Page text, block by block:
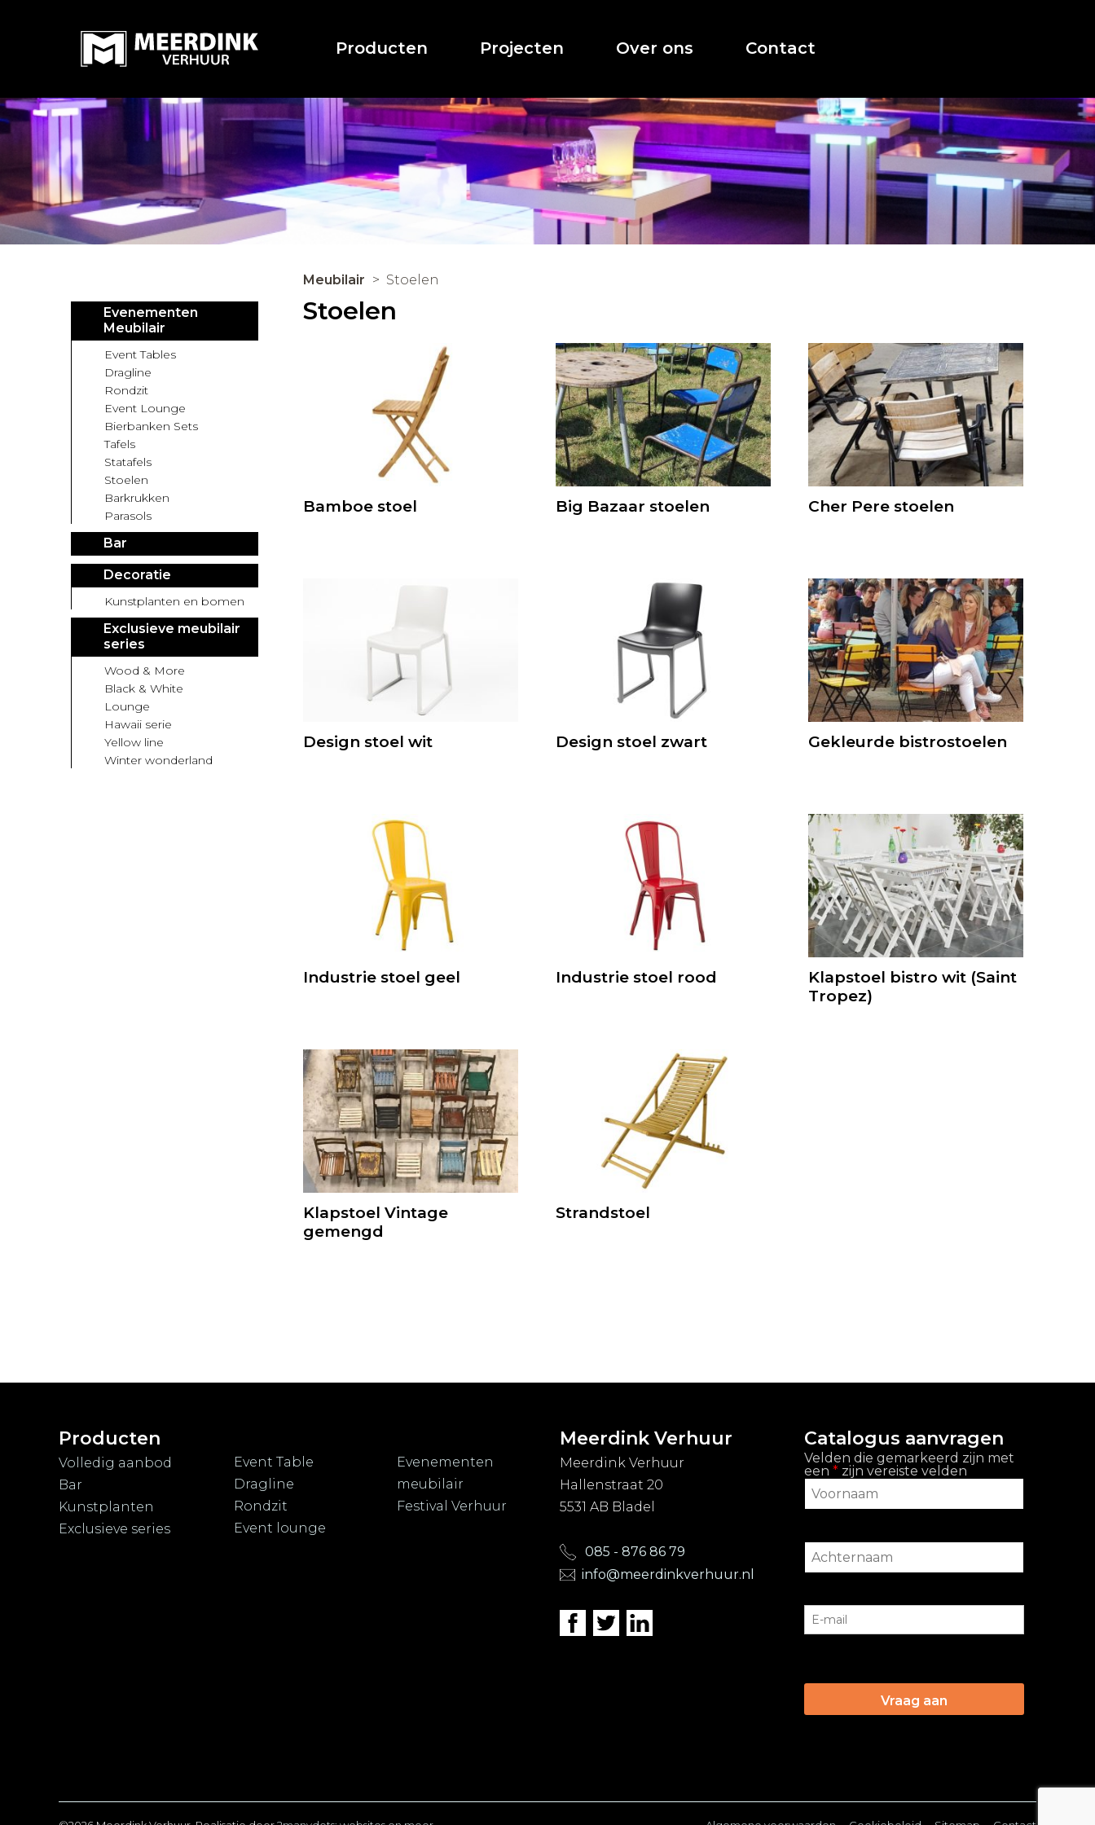
Producten Projecten Over ons Contact
Evenementen
Meubilair
Event Tables
Dragline
Rondzit
Event Lounge
Bierbanken Sets
Tafels
Statafels
Stoelen
Barkrukken
Parasols
Bar
Decoratie
Kunstplanten en bomen
Exclusieve meubilair
series
Wood & More
Black & White
Lounge
Hawaii serie
Yellow line
Winter wonderland
Meubilair Stoelen
Stoelen
Bamboe stoel Big Bazaar stoelen Cher Pere stoelen
Design stoel wit Design stoel zwart Gekleurde bistrostoelen
Industrie stoel geel Industrie stoel rood
Klapstoel bistro wit (Saint
Tropez)
Klapstoel Vintage
gemengd
Strandstoel
Producten
Volledig aanbod
Bar
Kunstplanten
Exclusieve series
Event Table
Dragline
Rondzit
Event lounge
Evenementen
meubilair
Festival Verhuur
Meerdink Verhuur
Meerdink Verhuur
Hallenstraat 20
5531 AB Bladel
085 - 876 86 79
info@meerdinkverhuur.nl
Catalogus aanvragen
Velden die gemarkeerd zijn met
een * zijn vereiste velden